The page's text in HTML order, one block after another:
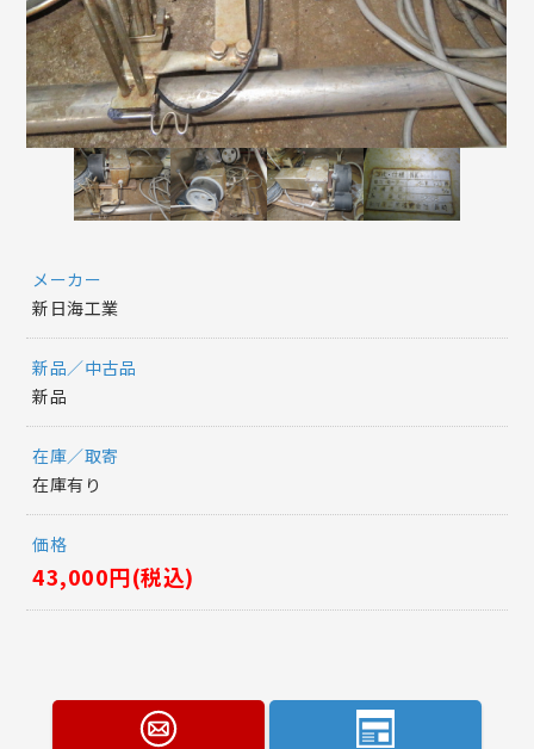
メーカー
新日海工業
新品／中古品
新品
在庫／取寄
在庫有り
価格
43,000円(税込)